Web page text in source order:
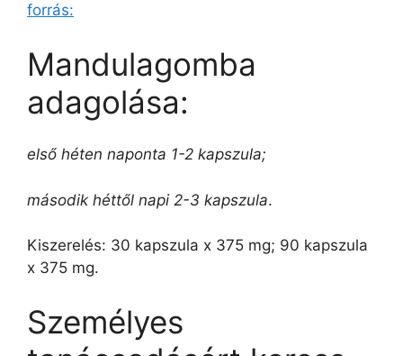
forrás:
Mandulagomba
adagolása:
első héten naponta 1-2 kapszula;
második héttől napi 2-3 kapszula.
Kiszerelés: 30 kapszula x 375 mg; 90 kapszula
x 375 mg.
Személyes